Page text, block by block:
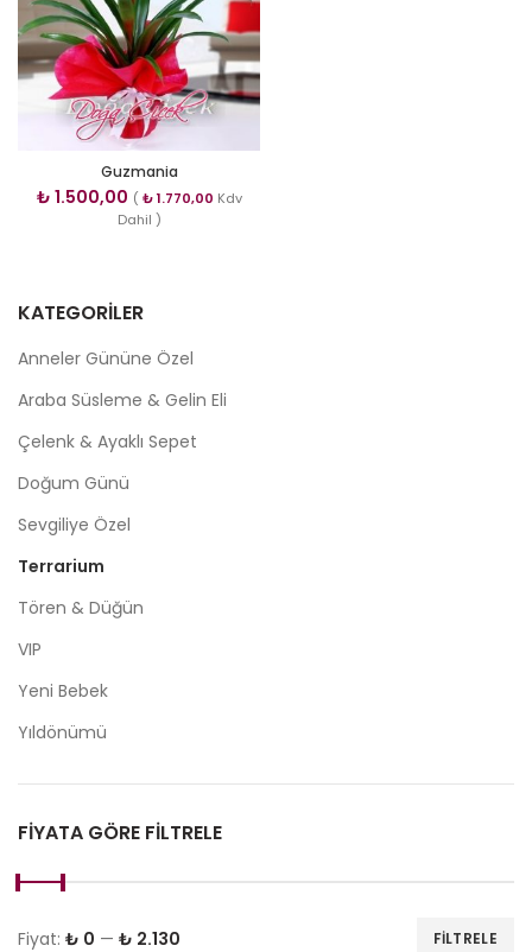
Guzmania
₺ 1.500,00 ( ₺1.770,00 Kdv
Dahil )
KATEGORILER
Anneler Gününe Özel
Araba Süsleme & Gelin Eli
Çelenk & Ayaklı Sepet
Doğum Günü
Sevgiliye Özel
Terrarium
Tören & Düğün
VIP
Yeni Bebek
Yıldönümü
FIYATA GÖRE FILTRELE
FILTRELE
Fiyat: ₺ 0 — ₺ 2.130